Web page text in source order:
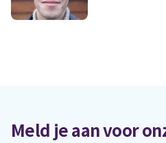
Meld je aan voor